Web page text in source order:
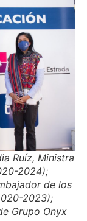
Ruíz, Ministra
2024);
de los
2023);
Grupo Onyx